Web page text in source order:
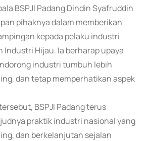
BSPJI Padang Dindin Syafruddin
pihaknya dalam memberikan
kepada pelaku industri
Industri Hijau. Ia berharap upaya
industri tumbuh lebih
dan tetap memperhatikan aspek
BSPJI Padang terus
praktik industri nasional yang
dan berkelanjutan sejalan